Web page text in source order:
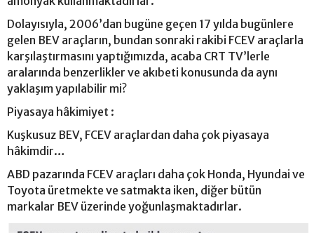
Dolayısıyla, 2006’dan bugüne geçen 17 yılda bugünlere
gelen BEV araçların, bundan sonraki rakibi FCEV araçlarla
karşılaştırmasını yaptığımızda, acaba CRT TV’lerle
aralarında benzerlikler ve akıbeti konusunda da aynı
yaklaşım yapılabilir mi?
Piyasaya hâkimiyet :
Kuşkusuz BEV, FCEV araçlardan daha çok piyasaya
hâkimdir…
ABD pazarında FCEV araçları daha çok Honda, Hyundai ve
Toyota üretmekte ve satmakta iken, diğer bütün
markalar BEV üzerinde yoğunlaşmaktadırlar.